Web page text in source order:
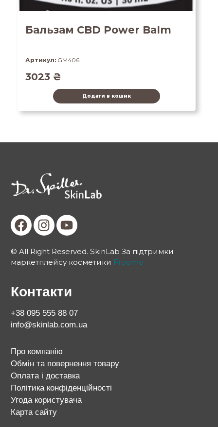
Бальзам CBD Power Balm
Артикул: GM406
3023 ₴
Додати в кошик
© All Right Reserved. SkinLab За підтримки
маркетплейсу косметики Froomo
Контакти
+38 095 555 88 07
info@skinlab.com.ua
Про компанію
Обмін та повернення товару
Оплата і доставка
Політика конфіденційності
Угода користувача
Карта сайту